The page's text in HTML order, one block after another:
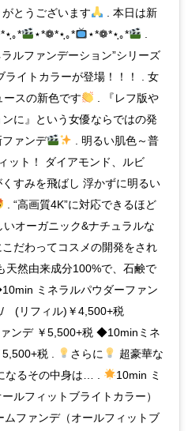
とうございます
. 本日は新
｡* ⋆*❁*⋆ฺ｡* ⋆*❁*⋆ฺ｡*
ルファンデーション”シリーズ
ライトカラーが登場！！！ . 女
スの新色です
. 『レフ版や
に』という女優ならではの発
ァンデ
. 明るい肌色～普
ット！ ダイアモンド、ルビ
すみを飛ばし 浮かずに明るい
. “高画質4K”に対応できるほど
いオーガニック&ナチュラルな
だわってコスメの開発をされ
天然由来成分100%で、石鹸で
ミネラルパウダーファン
(リフィル)￥4,500+税
ンデ ￥5,500+税 ◆10minミネ
税 .
さらに
超豪華な
なるその中身は… .
10min ミ
ルフィットブライトカラー）
ムファンデ（オールフィットブ